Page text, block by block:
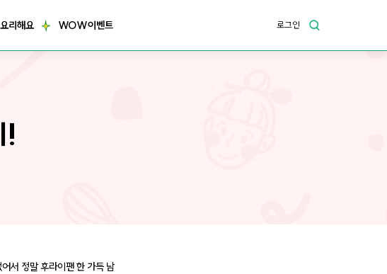
요리해요 WOW이벤트 로그인
!
서 정말 후라이팬 한 가득 남